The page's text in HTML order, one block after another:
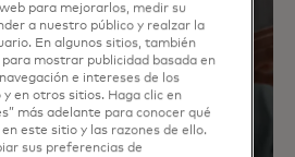
para mejorarlos, medir su
a nuestro público y realzar la
En algunos sitios, también
mostrar publicidad basada en
e intereses de los
y en otros sitios. Haga clic en
más adelante para conocer qué
este sitio y las razones de ello.
sus preferencias de